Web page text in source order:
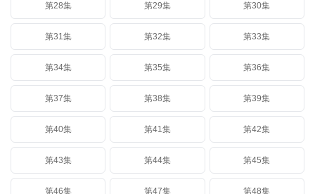
第28集 第29集 第30集
第31集 第32集 第33集
第34集 第35集 第36集
第37集 第38集 第39集
第40集 第41集 第42集
第43集 第44集 第45集
第46集 第47集 第48集